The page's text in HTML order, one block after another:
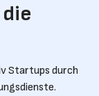
Startups durch